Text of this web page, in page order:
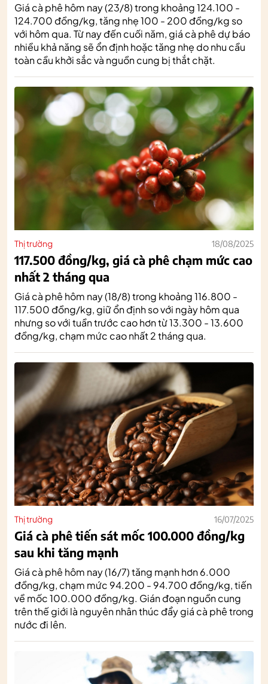
Giá cà phê hôm nay (23/8) trong khoảng 124.100 -
124.700 đồng/kg, tăng nhẹ 100 - 200 đồng/kg so
với hôm qua. Từ nay đến cuối năm, giá cà phê dự báo
nhiều khả năng sẽ ổn định hoặc tăng nhẹ do nhu cầu
toàn cầu khởi sắc và nguồn cung bị thắt chặt.
Thị trường 18/08/2025
117.500 đồng/kg, giá cà phê chạm mức cao
nhất 2 tháng qua
Giá cà phê hôm nay (18/8) trong khoảng 116.800 -
117.500 đồng/kg, giữ ổn định so với ngày hôm qua
nhưng so với tuần trước cao hơn từ 13.300 - 13.600
đồng/kg, chạm mức cao nhất 2 tháng qua.
Thị trường 16/07/2025
Giá cà phê tiến sát mốc 100.000 đồng/kg
sau khi tăng mạnh
Giá cà phê hôm nay (16/7) tăng mạnh hơn 6.000
đồng/kg, chạm mức 94.200 - 94.700 đồng/kg, tiến
về mốc 100.000 đồng/kg. Gián đoạn nguồn cung
trên thế giới là nguyên nhân thúc đẩy giá cà phê trong
nước đi lên.